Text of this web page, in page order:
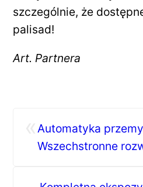
szczególnie, że
palisad!
Art. Partnera
«Automatyka
Wszechstronne